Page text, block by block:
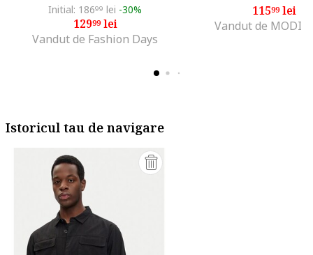
Initial: 18699 lei -30%
12999lei
Vandut de Fashion Days
11599lei
Vandut de
Istoricul tau de navigare